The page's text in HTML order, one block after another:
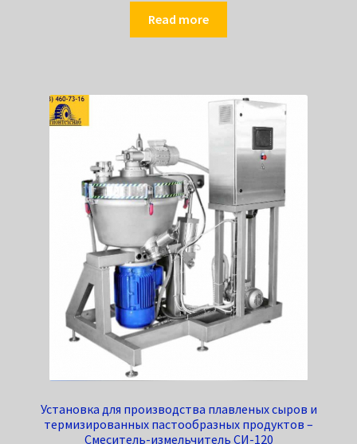
Read more
Установка для производства плавленых сыров и
термизированных пастообразных продуктов –
Смеситель-измельчитель СИ-120